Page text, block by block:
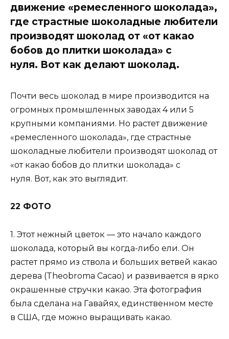
движение «ремесленного шоколада»,
где страстные шоколадные любители
производят шоколад от «от какао
бобов до плитки шоколада» с
нуля. Вот как делают шоколад.
Почти весь шоколад в мире производится на
огромных промышленных заводах 4 или 5
крупными компаниями. Но растет движение
«ремесленного шоколада», где страстные
шоколадные любители производят шоколад от
«от какао бобов до плитки шоколада» с
нуля. Вот, как это выглядит.
22 ФОТО
1. Этот нежный цветок — это начало каждого
шоколада, который вы когда-либо ели. Он
растет прямо из ствола и больших ветвей какао
дерева (Theobroma Cacao) и развивается в ярко
окрашенные стручки какао. Эта фотография
была сделана на Гавайях, единственном месте
в США, где можно выращивать какао.